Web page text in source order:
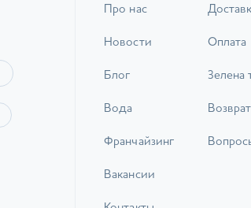
Про нас
Новости
Блог
Вода
Франчайзинг
Вакансии
Оплата
Зелена